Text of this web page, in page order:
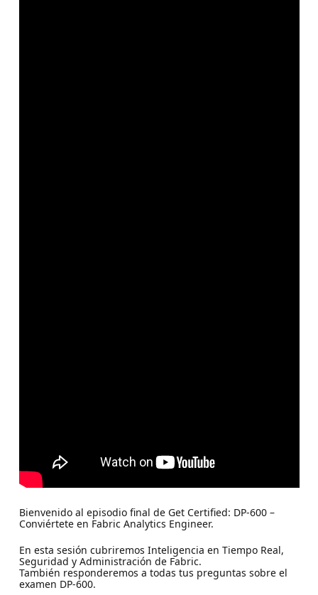
Bienvenido al episodio final de Get Certified: DP-600 –
Conviértete en Fabric Analytics Engineer.
En esta sesión cubriremos Inteligencia en Tiempo Real,
Seguridad y Administración de Fabric.
También responderemos a todas tus preguntas sobre el
examen DP-600.